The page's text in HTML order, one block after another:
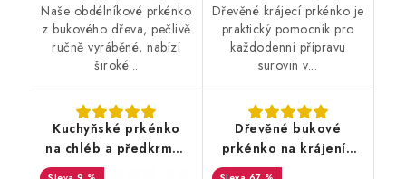
Naše obdélníkové prkénko
z bukového dřeva, pečlivě
ručně vyráběné, nabízí
široké...
Dřevěné krájecí prkénko je
praktický pomocník pro
každodenní přípravu
surovin v...
Kuchyňské prkénko
na chléb a předkrmy -
59 cm
Dřevěné bukové
prkénko na krájení -
10x23 cm